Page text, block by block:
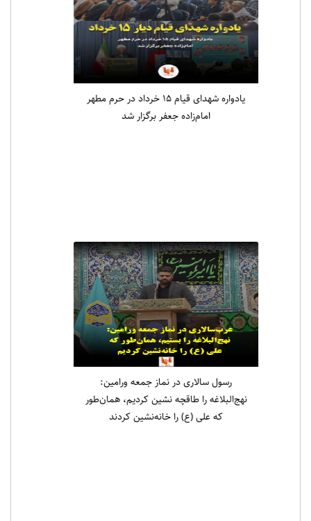
یادواره شهدای قیام ۱۵ خرداد در حرم مطهر
امام‌زاده جعفر برگزار شد
رسول سالاری در نماز جمعه ورامین:
نهج‌البلاغه را طاقچه نشین کردیم، همان‌طور
که علی (ع) را خانه‌نشین کردند